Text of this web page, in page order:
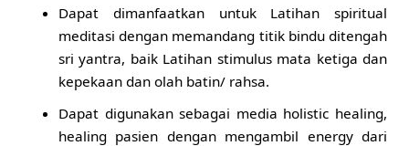
Dapat dimanfaatkan untuk Latihan spiritual
meditasi dengan memandang titik bindu ditengah
sri yantra, baik Latihan stimulus mata ketiga dan
kepekaan dan olah batin/ rahsa.
Dapat digunakan sebagai media holistic healing,
healing pasien dengan mengambil energy dari